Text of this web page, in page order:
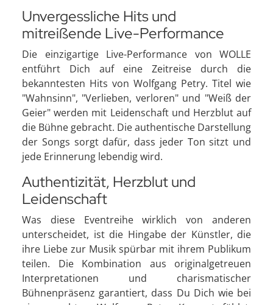
Unvergessliche Hits und
mitreißende Live-Performance
Die einzigartige Live-Performance von WOLLE
entführt Dich auf eine Zeitreise durch die
bekanntesten Hits von Wolfgang Petry. Titel wie
"Wahnsinn", "Verlieben, verloren" und "Weiß der
Geier" werden mit Leidenschaft und Herzblut auf
die Bühne gebracht. Die authentische Darstellung
der Songs sorgt dafür, dass jeder Ton sitzt und
jede Erinnerung lebendig wird.
Authentizität, Herzblut und
Leidenschaft
Was diese Eventreihe wirklich von anderen
unterscheidet, ist die Hingabe der Künstler, die
ihre Liebe zur Musik spürbar mit ihrem Publikum
teilen. Die Kombination aus originalgetreuen
Interpretationen und charismatischer
Bühnenpräsenz garantiert, dass Du Dich wie bei